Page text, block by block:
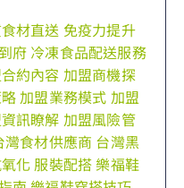
材直送 免疫力提升
府 冷凍食品配送服務
約內容 加盟商機探
加盟業務模式 加盟
訊瞭解 加盟風險管
灣食材供應商 台灣黑
化 服裝配搭樂福鞋